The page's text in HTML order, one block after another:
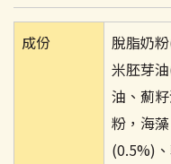
成份
脫脂奶
米胚芽
油、薊
粉，海
(0.5%)